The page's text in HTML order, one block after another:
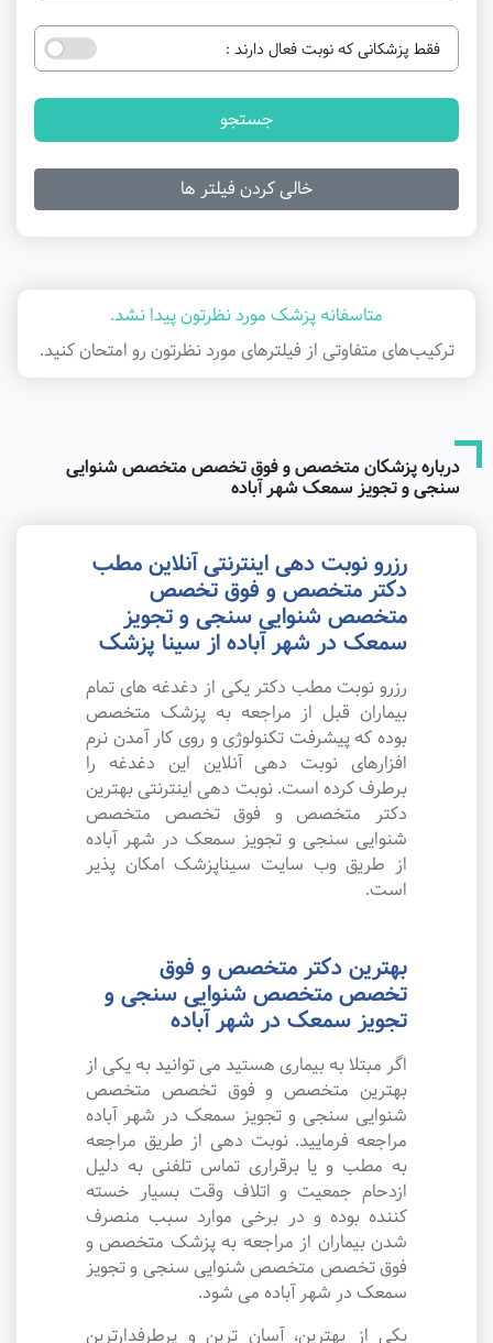
فقط پزشکانی که نوبت فعال دارند :
جستجو
خالی کردن فیلتر ها
متاسفانه پزشک مورد نظرتون پیدا نشد.
ترکیب‌های متفاوتی از فیلتر‌های مورد نظرتون رو امتحان کنید.
درباره پزشکان متخصص و فوق تخصص متخصص شنوایی
سنجی و تجویز سمعک شهر آباده
رزرو نوبت دهی اینترنتی آنلاین مطب
دکتر متخصص و فوق تخصص
متخصص شنوایی سنجی و تجویز
سمعک در شهر آباده از سینا پزشک
رزرو نوبت مطب دکتر یکی از دغدغه های تمام
بیماران قبل از مراجعه به پزشک متخصص
بوده که پیشرفت تکنولوژی و روی کار آمدن نرم
افزارهای نوبت دهی آنلاین این دغدغه را
برطرف کرده است. نوبت دهی اینترنتی بهترین
دکتر متخصص و فوق تخصص متخصص
شنوایی سنجی و تجویز سمعک در شهر آباده
از طریق وب سایت سیناپزشک امکان پذیر
است.
بهترین دکتر متخصص و فوق
تخصص متخصص شنوایی سنجی و
تجویز سمعک در شهر آباده
اگر مبتلا به بیماری هستید می توانید به یکی از
بهترین متخصص و فوق تخصص متخصص
شنوایی سنجی و تجویز سمعک در شهر آباده
مراجعه فرمایید. نوبت دهی از طریق مراجعه
به مطب و یا برقراری تماس تلفنی به دلیل
ازدحام جمعیت و اتلاف وقت بسیار خسته
کننده بوده و در برخی موارد سبب منصرف
شدن بیماران از مراجعه به پزشک متخصص و
فوق تخصص متخصص شنوایی سنجی و تجویز
سمعک در شهر آباده می شود.
یکی از بهترین، آسان ترین و پرطرفدارترین